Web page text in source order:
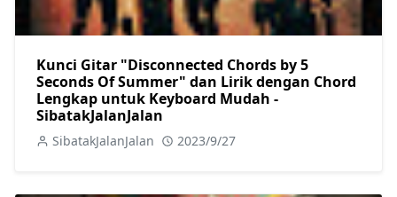
Kunci Gitar "Disconnected Chords by 5
Seconds Of Summer" dan Lirik dengan Chord
Lengkap untuk Keyboard Mudah -
SibatakJalanJalan
SibatakJalanJalan 2023/9/27